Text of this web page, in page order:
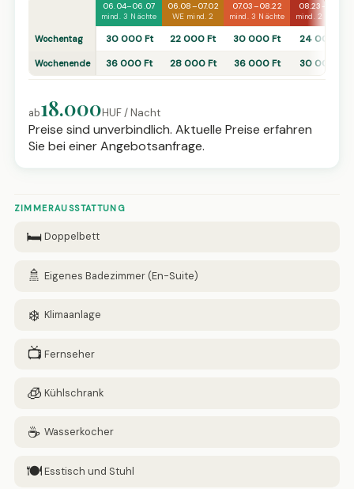
06.04–06.07
mind. 3 Nächte
06.08–07.02
WE mind. 2
07.03–08.22
mind. 3 Nächte
08.23–08.31
mind. 2 Nächte
Wochentag 30 000 Ft 22 000 Ft 30 000 Ft 24 000 Ft
Wochenende 36 000 Ft 28 000 Ft 36 000 Ft 30 000 Ft
ab18.000HUF / Nacht
Preise sind unverbindlich. Aktuelle Preise erfahren
Sie bei einer Angebotsanfrage.
ZIMMERAUSSTATTUNG
🛏️Doppelbett
🚿 Eigenes Badezimmer (En-Suite)
❄️ Klimaanlage
📺 Fernseher
🧊 Kühlschrank
☕ Wasserkocher
🍽️Esstisch und Stuhl